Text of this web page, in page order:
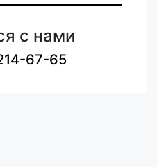
с нами
67-65